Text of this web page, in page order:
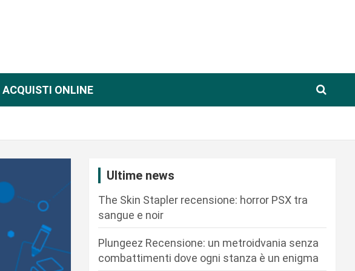
ACQUISTI ONLINE
Ultime news
The Skin Stapler recensione: horror PSX tra
sangue e noir
Plungeez Recensione: un metroidvania senza
combattimenti dove ogni stanza è un enigma